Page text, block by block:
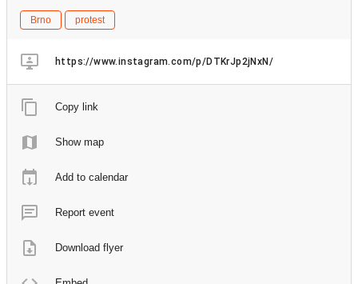
Brno protest
https://www.instagram.com/p/DTKrJp2jNxN/
Copy link
Show map
Add to calendar
Report event
Download flyer